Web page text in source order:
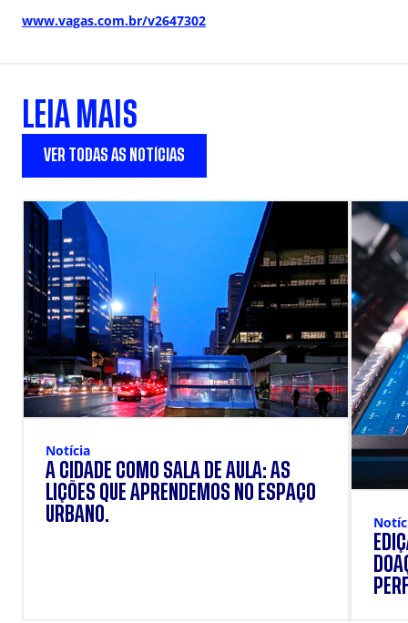
www.vagas.com.br/v2647302
LEIA MAIS
VER TODAS AS NOTÍCIAS
Notícia
A CIDADE COMO SALA DE AULA: AS
LIÇÕES QUE APRENDEMOS NO ESPAÇO
URBANO.